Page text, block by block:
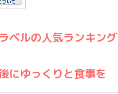
ベルの人気ランキング
にゆっくりと食事を